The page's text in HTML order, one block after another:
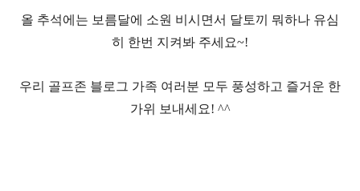
올 추석에는 보름달에 소원 비시면서 달토끼 뭐하나 유심
히 한번 지켜봐 주세요~!
우리 골프존 블로그 가족 여러분 모두 풍성하고 즐거운 한
가위 보내세요! ^^